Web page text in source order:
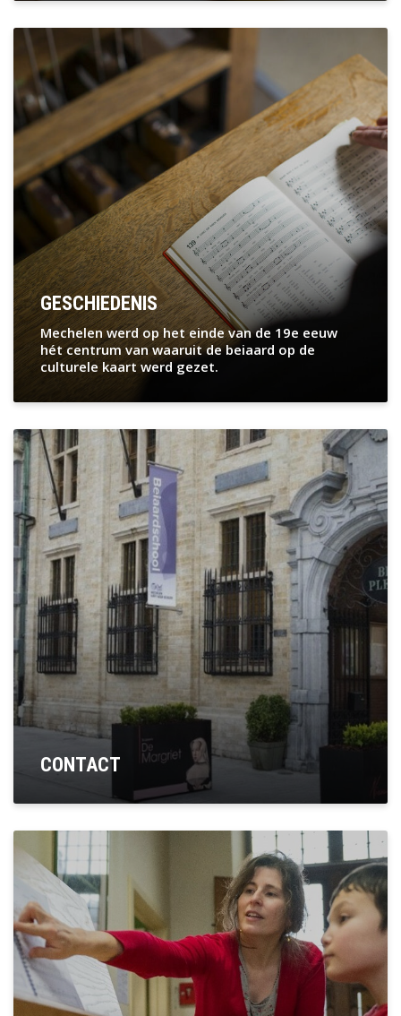
GESCHIEDENIS
Mechelen werd op het einde van de 19e eeuw
hét centrum van waaruit de beiaard op de
culturele kaart werd gezet.
CONTACT